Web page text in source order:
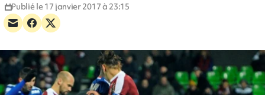
Publié le 17 janvier 2017 à 23:15